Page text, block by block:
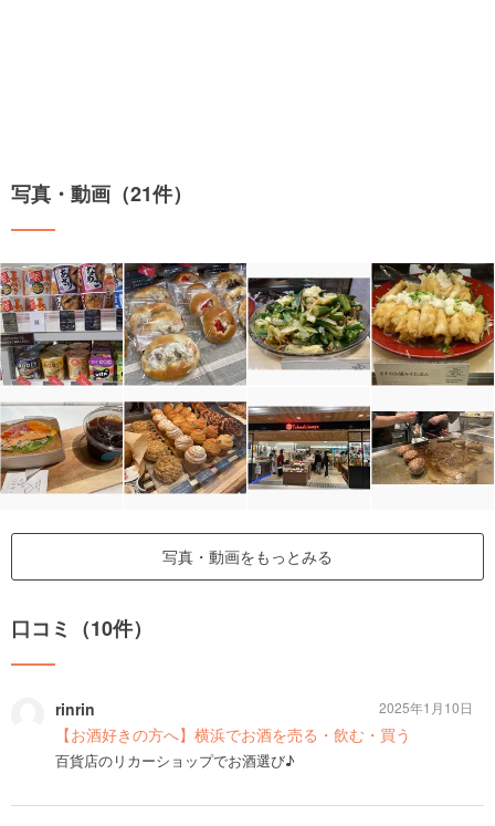
写真・動画（21件）
写真・動画をもっとみる
口コミ（10件）
rinrin
【お酒好きの方へ】横浜でお酒を売る・飲む・買う
百貨店のリカーショップでお酒選び♪
2025年1月10日